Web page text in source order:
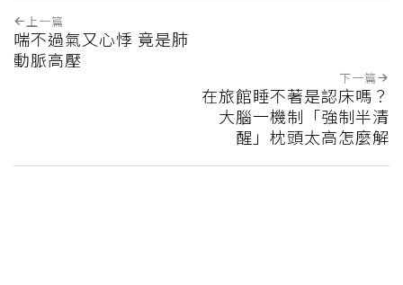
上一篇
喘不過氣又心悸 竟是肺
動脈高壓
下一篇
在旅館睡不著是認床嗎？
大腦一機制「強制半清
醒」枕頭太高怎麼解